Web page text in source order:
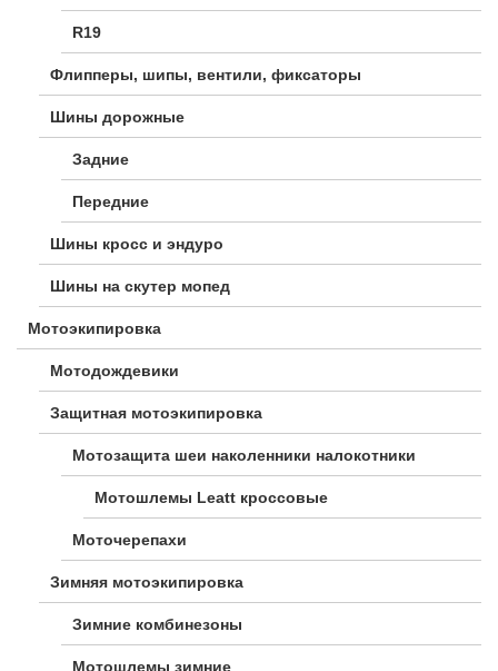
R19
Флипперы, шипы, вентили, фиксаторы
Шины дорожные
Задние
Передние
Шины кросс и эндуро
Шины на скутер мопед
Мотоэкипировка
Мотодождевики
Защитная мотоэкипировка
Мотозащита шеи наколенники налокотники
Мотошлемы Leatt кроссовые
Моточерепахи
Зимняя мотоэкипировка
Зимние комбинезоны
Мотошлемы зимние